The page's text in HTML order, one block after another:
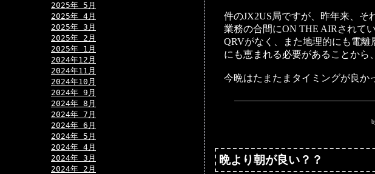
2025年 5月
2025年 4月
2025年 3月
2025年 2月
2025年 1月
2024年12月
2024年11月
2024年10月
2024年 9月
2024年 8月
2024年 7月
2024年 6月
2024年 5月
2024年 4月
2024年 3月
2024年 2月
件のJX2US局ですが、昨年来、そ
業務の合間にON THE AIRされて
QRVがなく、また地理的にも電
にも恵まれる必要があることから
今晩はたまたまタイミングが良か
晩より朝が良い？？